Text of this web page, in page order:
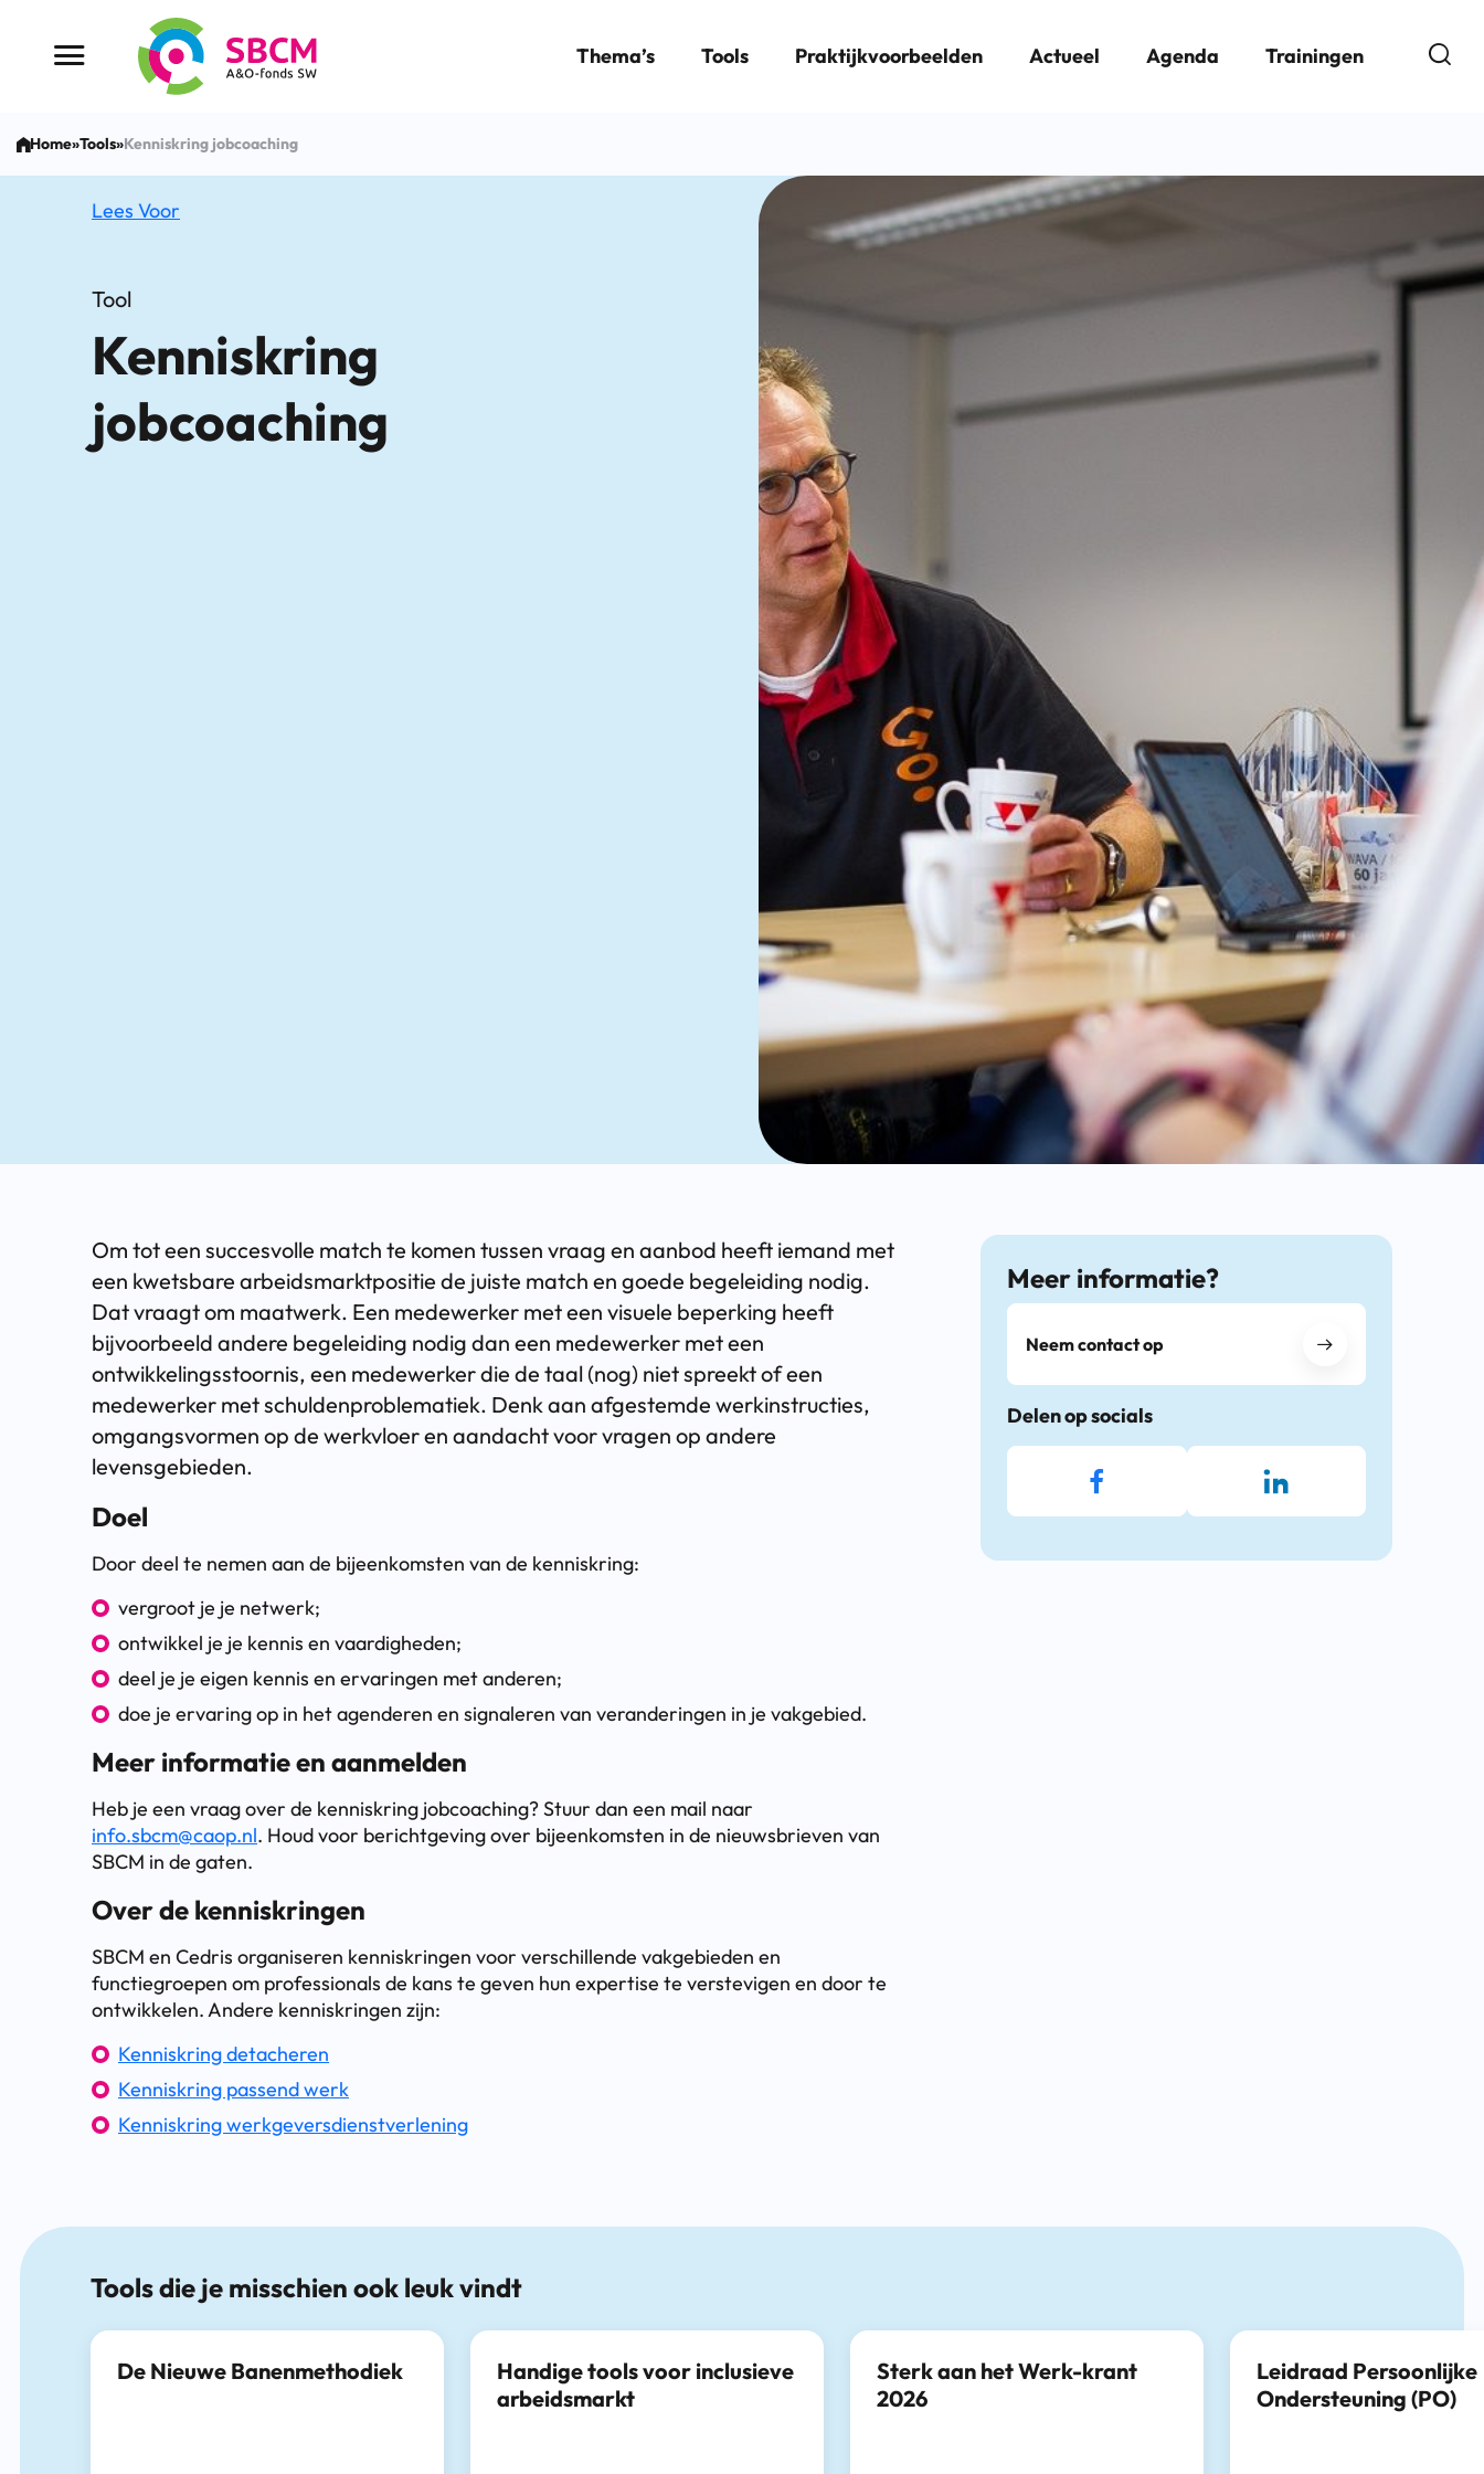
Menu button Thema’s Tools Praktijkvoorbeelden Actueel Agenda Trainingen
Home»Tools»Kenniskring jobcoaching
Lees Voor
Tool
Kenniskring
jobcoaching
Om tot een succesvolle match te komen tussen vraag en aanbod heeft iemand met
een kwetsbare arbeidsmarktpositie de juiste match en goede begeleiding nodig.
Dat vraagt om maatwerk. Een medewerker met een visuele beperking heeft
bijvoorbeeld andere begeleiding nodig dan een medewerker met een
ontwikkelingsstoornis, een medewerker die de taal (nog) niet spreekt of een
medewerker met schuldenproblematiek. Denk aan afgestemde werkinstructies,
omgangsvormen op de werkvloer en aandacht voor vragen op andere
levensgebieden.
Doel
Door deel te nemen aan de bijeenkomsten van de kenniskring:
vergroot je je netwerk;
ontwikkel je je kennis en vaardigheden;
deel je je eigen kennis en ervaringen met anderen;
doe je ervaring op in het agenderen en signaleren van veranderingen in je vakgebied.
Meer informatie en aanmelden
Heb je een vraag over de kenniskring jobcoaching? Stuur dan een mail naar
info.sbcm@caop.nl. Houd voor berichtgeving over bijeenkomsten in de nieuwsbrieven van
SBCM in de gaten.
Over de kenniskringen
SBCM en Cedris organiseren kenniskringen voor verschillende vakgebieden en
functiegroepen om professionals de kans te geven hun expertise te verstevigen en door te
ontwikkelen. Andere kenniskringen zijn:
Kenniskring detacheren
Kenniskring passend werk
Kenniskring werkgeversdienstverlening
Meer informatie?
Neem contact op
Delen op socials
Tools die je misschien ook leuk vindt
De Nieuwe Banenmethodiek
Handige tools voor inclusieve
arbeidsmarkt
Sterk aan het Werk-krant
2026
Leidraad Persoonlijke
Ondersteuning (PO)